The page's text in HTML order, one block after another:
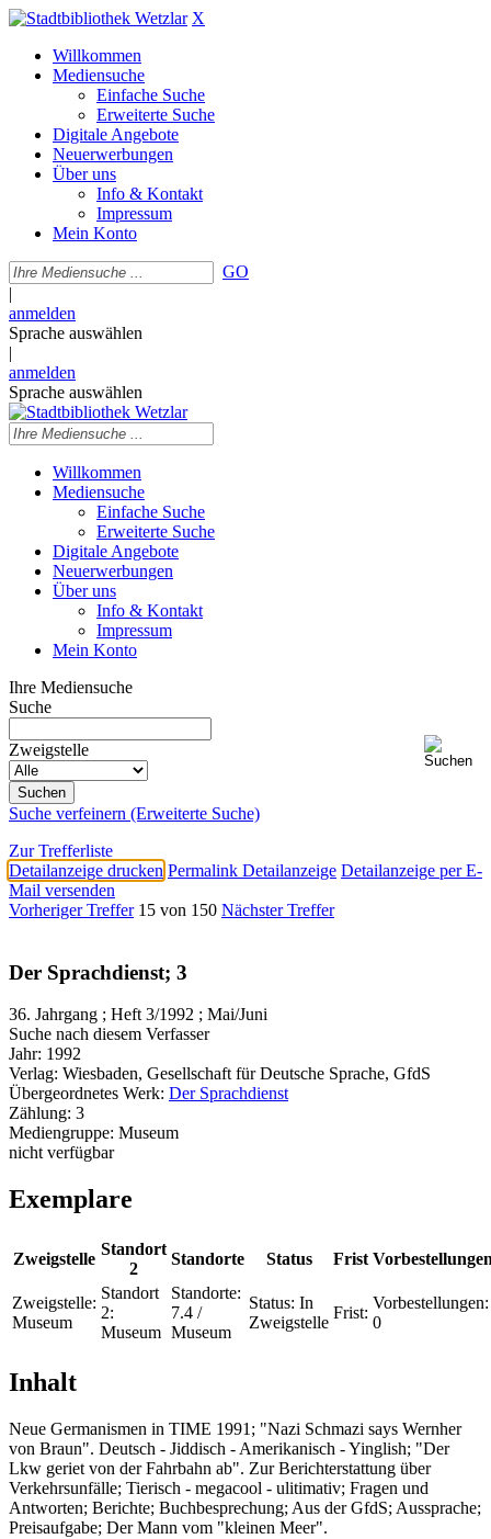
X
Willkommen
Mediensuche
Einfache Suche
Erweiterte Suche
Digitale Angebote
Neuerwerbungen
Über uns
Info & Kontakt
Impressum
Mein Konto
GO
|
anmelden
Sprache auswählen
|
anmelden
Sprache auswählen
Willkommen
Mediensuche
Einfache Suche
Erweiterte Suche
Digitale Angebote
Neuerwerbungen
Über uns
Info & Kontakt
Impressum
Mein Konto
Ihre Mediensuche
Suche
Zweigstelle
Suche verfeinern (Erweiterte Suche)
Zur Trefferliste
Detailanzeige drucken Permalink Detailanzeige Detailanzeige per E-
Mail versenden
Vorheriger Treffer 15 von 150 Nächster Treffer
Der Sprachdienst; 3
36. Jahrgang ; Heft 3/1992 ; Mai/Juni
Suche nach diesem Verfasser
Jahr: 1992
Verlag: Wiesbaden, Gesellschaft für Deutsche Sprache, GfdS
Übergeordnetes Werk: Der Sprachdienst
Zählung: 3
Mediengruppe: Museum
nicht verfügbar
Exemplare
Zweigstelle
Standort
2
Standorte Status Frist
Zweigstelle:
Museum
Standort
2:
Museum
Standorte:
7.4 /
Museum
Status: In
Zweigstelle
Frist:
Vorbestellungen:
0
Inhalt
Neue Germanismen in TIME 1991; "Nazi Schmazi says Wernher
von Braun". Deutsch - Jiddisch - Amerikanisch - Yinglish; "Der
Lkw geriet von der Fahrbahn ab". Zur Berichterstattung über
Verkehrsunfälle; Tierisch - megacool - ulitimativ; Fragen und
Antworten; Berichte; Buchbesprechung; Aus der GfdS; Aussprache;
Preisaufgabe; Der Mann vom "kleinen Meer".